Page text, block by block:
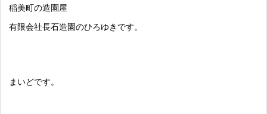
稲美町の造園屋
有限会社長石造園のひろゆきです。
まいどです。